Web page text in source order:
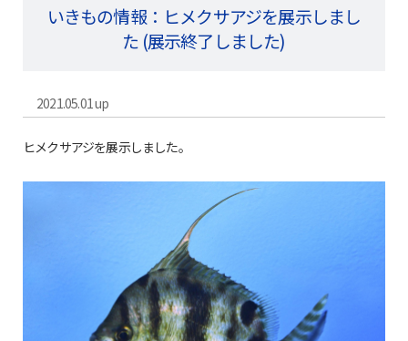
いきもの情報：ヒメクサアジを展示しまし
た (展示終了しました)
2021.05.01 up
ヒメクサアジを展示しました。